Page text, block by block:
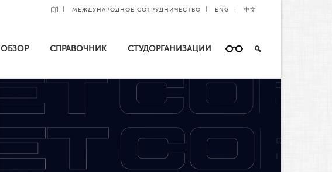
МЕЖДУНАРОДНОЕ СОТРУДНИЧЕСТВО ENG 中文
ОБЗОР СПРАВОЧНИК СТУДОРГАНИЗАЦИИ